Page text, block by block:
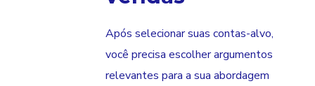
Após selecionar suas contas-alvo,
você precisa escolher argumentos
relevantes para a sua abordagem